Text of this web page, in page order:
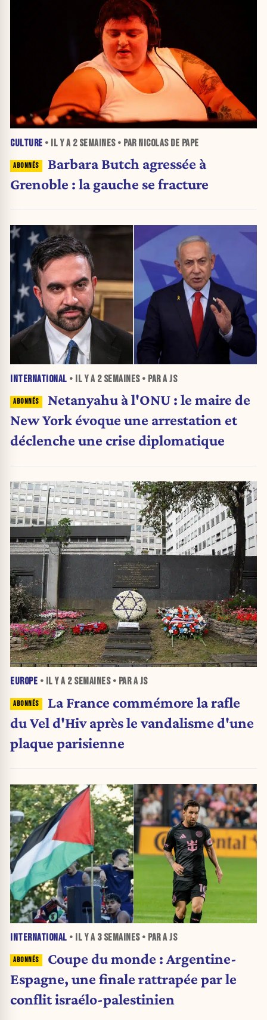
CULTURE • IL Y A 2 SEMAINES• PAR NICOLAS DE PAPE
Barbara Butch agressée à
Grenoble : la gauche se fracture
INTERNATIONAL • IL Y A 2 SEMAINES• PAR A JS
Netanyahu à l'ONU : le maire de
New York évoque une arrestation et
déclenche une crise diplomatique
EUROPE • IL Y A 2 SEMAINES• PAR A JS
La France commémore la rafle
du Vel d'Hiv après le vandalisme d'une
plaque parisienne
INTERNATIONAL • IL Y A 3 SEMAINES• PAR A JS
Coupe du monde : Argentine-
Espagne, une finale rattrapée par le
conflit israélo-palestinien